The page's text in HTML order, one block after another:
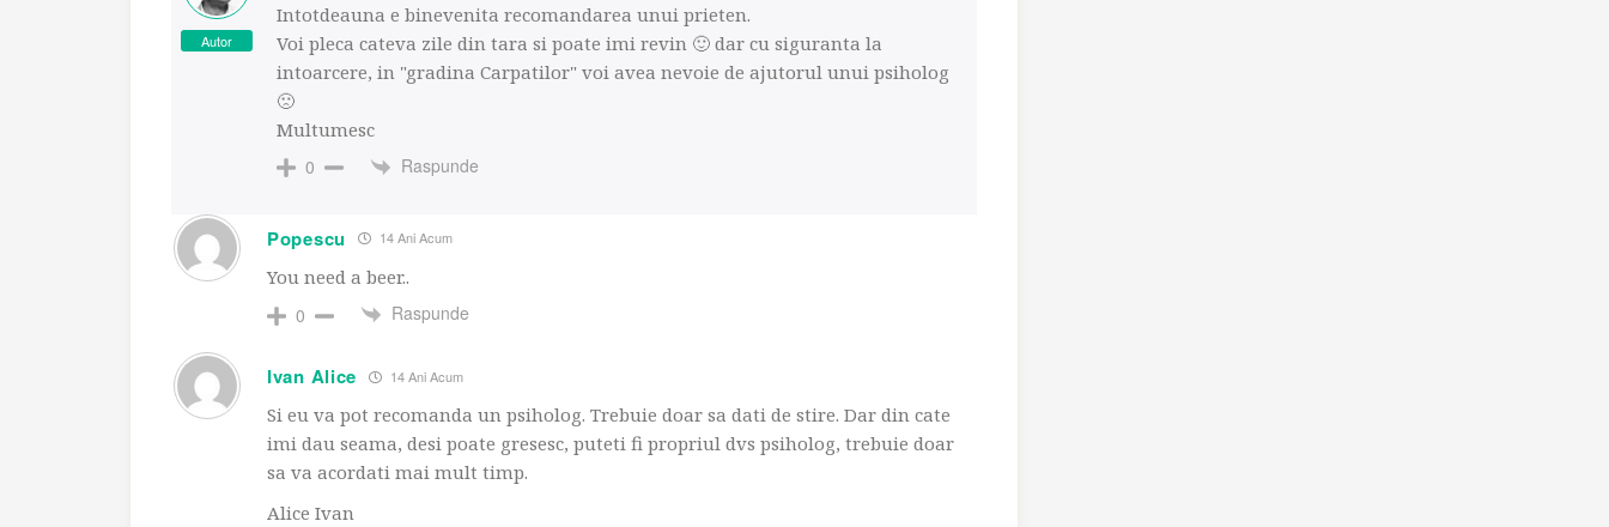
Autor
Intotdeauna e binevenita recomandarea unui prieten.
Voi pleca cateva zile din tara si poate imi revin 🙂 dar cu siguranta la
intoarcere, in "gradina Carpatilor" voi avea nevoie de ajutorul unui psiholog
🙁
Multumesc
0
Raspunde
Popescu 14 Ani Acum
You need a beer..
0
Raspunde
Ivan Alice 14 Ani Acum
Si eu va pot recomanda un psiholog. Trebuie doar sa dati de stire. Dar din cate
imi dau seama, desi poate gresesc, puteti fi propriul dvs psiholog, trebuie doar
sa va acordati mai mult timp.
Alice Ivan